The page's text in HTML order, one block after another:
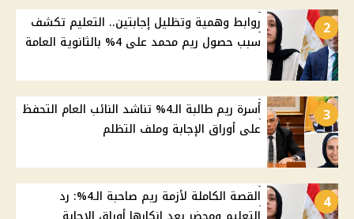
2
روابط وهمية وتظليل إجابتين.. التعليم تكشف
سبب حصول ريم محمد على 4% بالثانوية العامة
3
أسرة ريم طالبة الـ4% تناشد النائب العام التحفظ
على أوراق الإجابة وملف التظلم
4
القصة الكاملة لأزمة ريم صاحبة الـ4%: رد